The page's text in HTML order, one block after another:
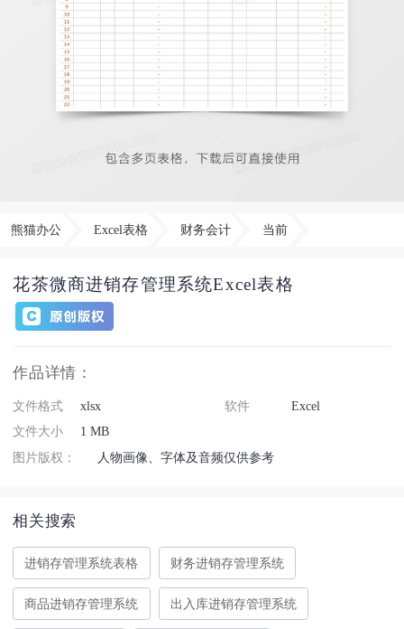
熊猫办公 Excel表格 财务会计 当前
花茶微商进销存管理系统Excel表格
作品详情：
文件格式 xlsx 软件
Excel
文件大小
1 MB
图片版权：
人物画像、字体及音频仅供参考
相关搜索
进销存管理系统表格 财务进销存管理系统
商品进销存管理系统 出入库进销存管理系统